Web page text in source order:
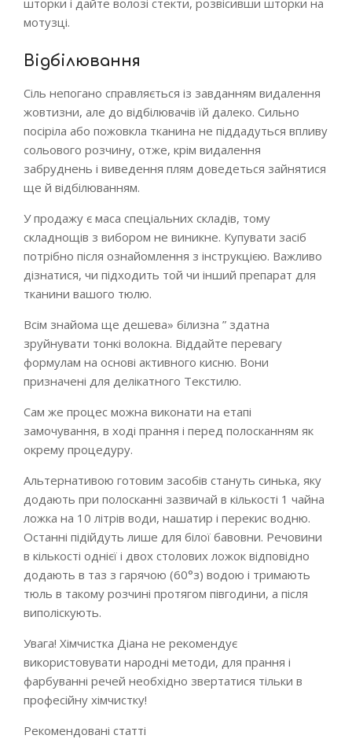
шторки і дайте волозі стекти, розвісивши шторки на
мотузці.
Відбілювання
Сіль непогано справляється із завданням видалення
жовтизни, але до відбілювачів їй далеко. Сильно
посіріла або пожовкла тканина не піддадуться впливу
сольового розчину, отже, крім видалення
забруднень і виведення плям доведеться зайнятися
ще й відбілюванням.
У продажу є маса спеціальних складів, тому
складнощів з вибором не виникне. Купувати засіб
потрібно після ознайомлення з інструкцією. Важливо
дізнатися, чи підходить той чи інший препарат для
тканини вашого тюлю.
Всім знайома ще дешева» білизна ” здатна
зруйнувати тонкі волокна. Віддайте перевагу
формулам на основі активного кисню. Вони
призначені для делікатного Текстилю.
Сам же процес можна виконати на етапі
замочування, в ході прання і перед полосканням як
окрему процедуру.
Альтернативою готовим засобів стануть синька, яку
додають при полосканні зазвичай в кількості 1 чайна
ложка на 10 літрів води, нашатир і перекис водню.
Останні підійдуть лише для білої бавовни. Речовини
в кількості однієї і двох столових ложок відповідно
додають в таз з гарячою (60°з) водою і тримають
тюль в такому розчині протягом півгодини, а після
виполіскують.
Увага! Хімчистка Діана не рекомендує
використовувати народні методи, для прання і
фарбуванні речей необхідно звертатися тільки в
професійну хімчистку!
Рекомендовані статті